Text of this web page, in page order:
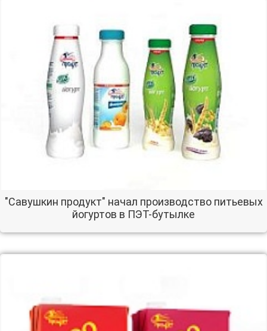
"Савушкин продукт" начал производство питьевых
йогуртов в ПЭТ-бутылке